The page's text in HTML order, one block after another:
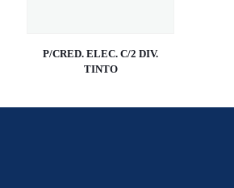
P/CRED. ELEC. C/2 DIV.
TINTO